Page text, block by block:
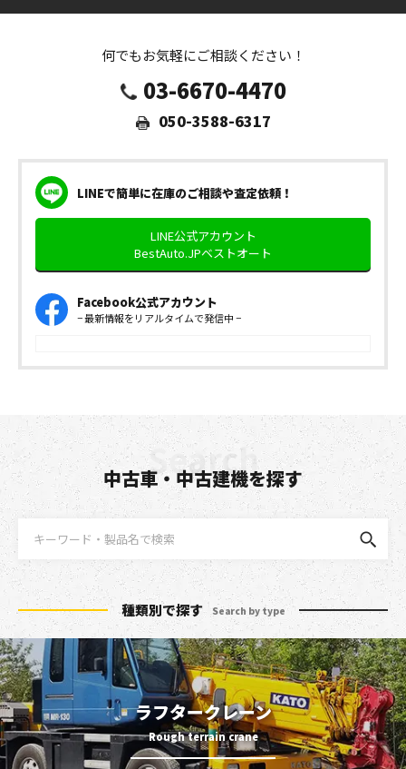
何でもお気軽にご相談ください！
03-6670-4470
050-3588-6317
LINEで簡単に在庫のご相談や査定依頼！
LINE公式アカウント
BestAuto.JPベストオート
Facebook公式アカウント
− 最新情報をリアルタイムで発信中 −
中古車・中古建機を探す
種類別で探す Search by type
ラフタークレーン